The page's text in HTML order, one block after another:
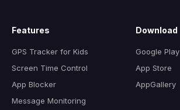
Features
GPS Tracker for Kids
Screen Time Control
App Blocker
Message Monitoring
Download
Google Play
App Store
AppGallery